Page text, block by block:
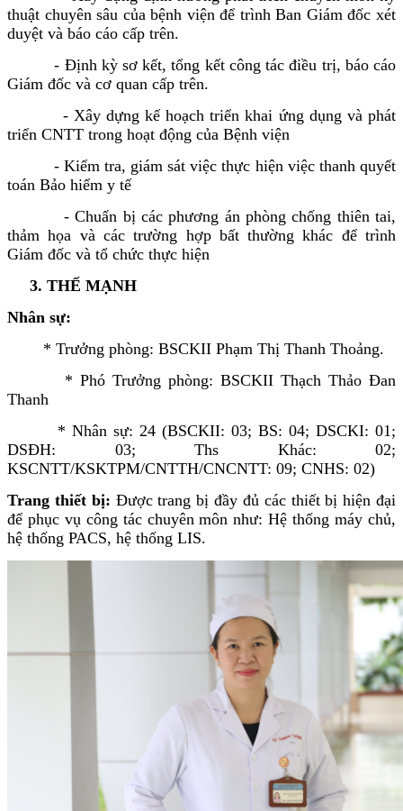
thuật chuyên sâu của bệnh viện để trình Ban Giám đốc xét
duyệt và báo cáo cấp trên.
- Định kỳ sơ kết, tổng kết công tác điều trị, báo cáo
Giám đốc và cơ quan cấp trên.
- Xây dựng kế hoạch triển khai ứng dụng và phát
triển CNTT trong hoạt động của Bệnh viện
- Kiểm tra, giám sát việc thực hiện việc thanh quyết
toán Bảo hiểm y tế
- Chuẩn bị các phương án phòng chống thiên tai,
thảm họa và các trường hợp bất thường khác để trình
Giám đốc và tổ chức thực hiện
3. THẾ MẠNH
Nhân sự:
* Trưởng phòng: BSCKII Phạm Thị Thanh Thoảng.
* Phó Trưởng phòng: BSCKII Thạch Thảo Đan
Thanh
* Nhân sự: 24 (BSCKII: 03; BS: 04; DSCKI: 01;
DSĐH: 03; Ths Khác: 02;
KSCNTT/KSKTPM/CNTTH/CNCNTT: 09; CNHS: 02)
Trang thiết bị: Được trang bị đầy đủ các thiết bị hiện đại
để phục vụ công tác chuyên môn như: Hệ thống máy chủ,
hệ thống PACS, hệ thống LIS.